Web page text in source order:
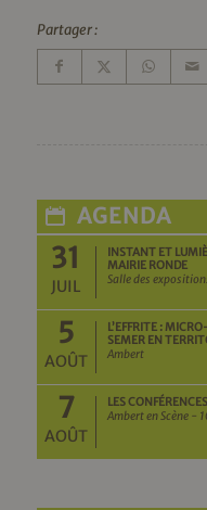
Partager :
AGENDA
31
JUIL
INSTANT ET
MAIRIE RONDE
Salle des
5
AOÛT
L’EFFRITE :
SEMER EN
Ambert
7
AOÛT
LES
Ambert en Scène -